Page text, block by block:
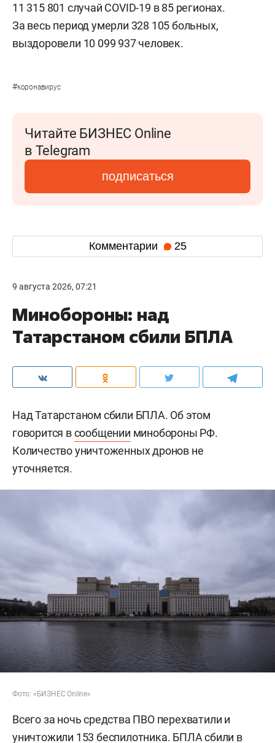
11 315 801 случай COVID-19 в 85 регионах.
За весь период умерли 328 105 больных,
выздоровели 10 099 937 человек.
#коронавирус
Читайте БИЗНЕС Online
в Telegram
подписаться
Комментарии 25
9 августа 2026, 07:21
Минобороны: над
Татарстаном сбили БПЛА
Над Татарстаном сбили БПЛА. Об этом
говорится всообщении минобороны РФ.
Количество уничтоженных дронов не
уточняется.
Фото: «БИЗНЕС Online»
Всего за ночь средства ПВО перехватили и
уничтожили 153 беспилотника. БПЛА сбили в